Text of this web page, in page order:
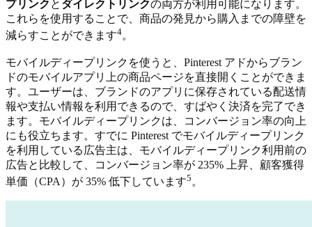
プリンク と ダイレクトリンクの両方が利用可能になります。
これらを使用することで、商品の発見から購入までの障壁を
減らすことができます4。
モバイルディープリンクを使うと、Pinterest アドからブラン
ドのモバイルアプリ上の商品ページを直接開くことができま
す。ユーザーは、ブランドのアプリに保存されている配送情
報や支払い情報を利用できるので、すばやく決済を完了でき
ます。モバイルディープリンクは、コンバージョン率の向上
にも役立ちます。すでに Pinterest でモバイルディープリンク
を利用している広告主は、モバイルディープリンク利用前の
広告と比較して、コンバージョン率が 235% 上昇、顧客獲得
単価（CPA）が 35% 低下しています5 。